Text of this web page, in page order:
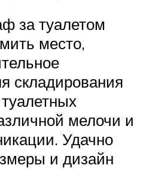
за туалетом
место,
складирования
мелочи и
Удачно
и дизайн